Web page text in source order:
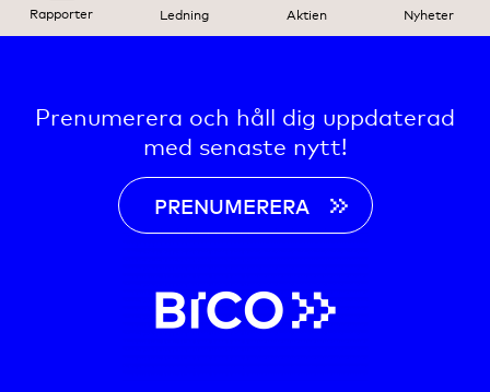
Rapporter Ledning Aktien Nyheter
Prenumerera och håll dig uppdaterad
med senaste nytt!
PRENUMERERA